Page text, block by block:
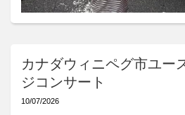
カナダウィニペグ市ユー
ジコンサート
10/07/2026